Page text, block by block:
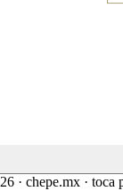
· chepe.mx · toca